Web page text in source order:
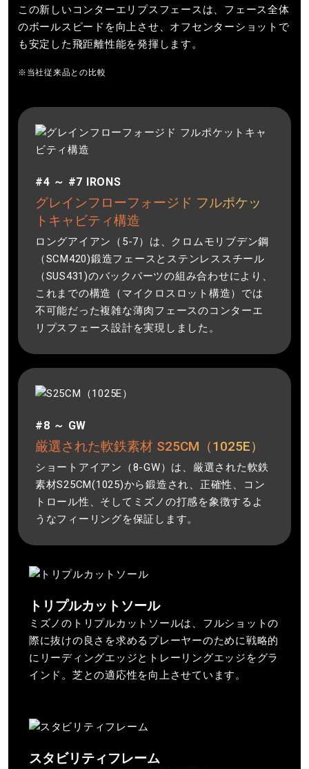
この新しいコンターエリプスフェースは、フェース全体
のボールスピードを向上させ、オフセンターショットで
も安定した飛距離性能を発揮します。
※当社従来品との比較
#4 ～ #7 IRONS
グレインフローフォージド フルポケッ
トキャビティ構造
ロングアイアン（5-7）は、クロムモリブデン鋼
（SCM420)鍛造フェースとステンレススチール
（SUS431)のバックパーツの組み合わせにより、
これまでの構造（マイクロスロット構造）では
不可能だった複雑な薄肉フェースのコンターエ
リプスフェース設計を実現しました。
#8 ～ GW
厳選された軟鉄素材 S25CM（1025E）
ショートアイアン（8-GW）は、厳選された軟鉄
素材S25CM(1025)から鍛造され、正確性、コン
トロール性、そしてミズノの打感を象徴するよ
うなフィーリングを保証します。
トリプルカットソール
ミズノのトリプルカットソールは、フルショットの
際に抜けの良さを求めるプレーヤーのために戦略的
にリーディングエッジとトレーリングエッジをグラ
インド。芝との適応性を向上させています。
スタビリティフレーム